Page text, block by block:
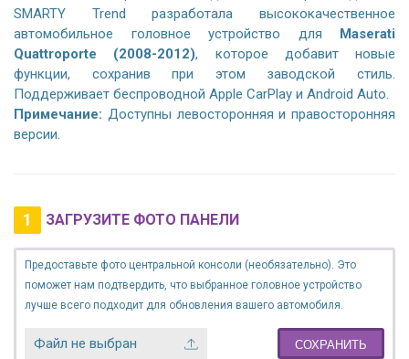
SMARTY Trend разработала высококачественное
автомобильное головное устройство для Maserati
Quattroporte (2008-2012), которое добавит новые
функции, сохранив при этом заводской стиль.
Поддерживает беспроводной Apple CarPlay и Android Auto.
Примечание: Доступны левосторонняя и правосторонняя
версии.
1 ЗАГРУЗИТЕ ФОТО ПАНЕЛИ
Предоставьте фото центральной консоли (необязательно). Это
поможет нам подтвердить, что выбранное головное устройство
лучше всего подходит для обновления вашего автомобиля.
Файл не выбран СОХРАНИТЬ